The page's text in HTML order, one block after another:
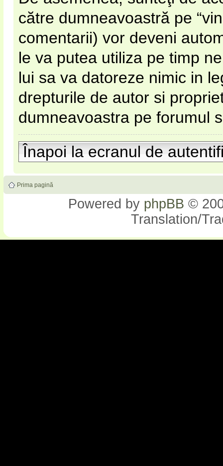
către dumneavoastră pe
comentarii) vor deveni
le va putea utiliza pe timp
lui sa va datoreze nimic in
drepturile de autor si
dumneavoastra pe forumul
Înapoi la ecranul de
Prima pagină
Powered by phpBB ©
Translation/